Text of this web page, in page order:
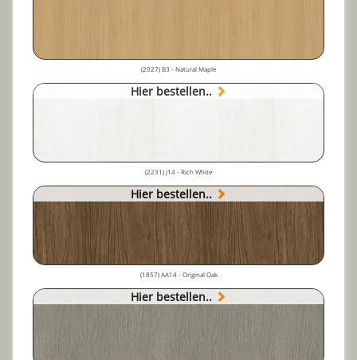
(2027) B3 - Natural Maple
Hier bestellen..
(2231) J14 - Rich White
Hier bestellen..
(1857) AA14 - Original Oak
Hier bestellen..